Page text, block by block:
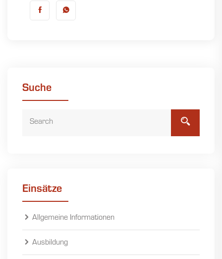
Suche
Einsätze
Allgemeine Informationen
Ausbildung